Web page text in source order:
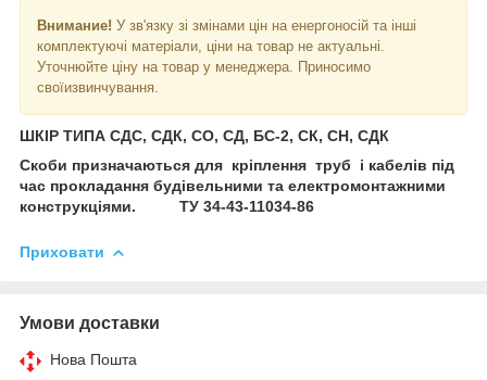
Внимание! У зв'язку зі змінами цін на енергоносій та інші
комплектуючі матеріали, ціни на товар не актуальні.
Уточнюйте ціну на товар у менеджера. Приносимо
своїизвинчування.
ШКІР ТИПА СДС, СДК, СО, СД, БС-2, СК, СН, СДК
Скоби призначаються для кріплення труб і кабелів під
час прокладання будівельними та електромонтажними
конструкціями. ТУ 34-43-11034-86
Приховати
Умови доставки
Нова Пошта